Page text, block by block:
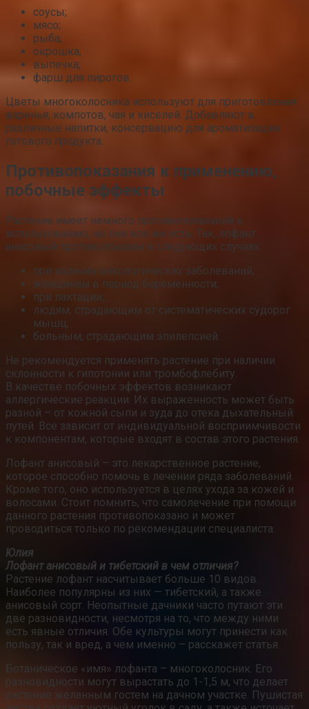
соусы;
мясо;
рыба;
окрошка;
выпечка;
фарш для пирогов.
Цветы многоколосника используют для приготовления
варенья, компотов, чая и киселей. Добавляют в
различные напитки, консервацию для ароматизации
готового продукта.
Противопоказания к применению,
побочные эффекты
Растение имеет немного противопоказаний к
использованию, но они все же есть. Так, лофант
анисовый противопоказан в следующих случаях:
при наличии онкологических заболеваний;
женщинам в период беременности;
при лактации;
людям, страдающим от систематических судорог
мышц;
больным, страдающим эпилепсией.
Не рекомендуется применять растение при наличии
склонности к гипотонии или тромбофлебиту.
В качестве побочных эффектов возникают
аллергические реакции. Их выраженность может быть
разной – от кожной сыпи и зуда до отека дыхательный
путей. Все зависит от индивидуальной восприимчивости
к компонентам, которые входят в состав этого растения.
Лофант анисовый – это лекарственное растение,
которое способно помочь в лечении ряда заболеваний.
Кроме того, оно используется в целях ухода за кожей и
волосами. Стоит помнить, что самолечение при помощи
данного растения противопоказано и может
проводиться только по рекомендации специалиста.
Юлия
Лофант анисовый и тибетский в чем отличия?
Растение лофант насчитывает больше 10 видов.
Наиболее популярны из них — тибетский, а также
анисовый сорт. Неопытные дачники часто путают эти
две разновидности, несмотря на то, что между ними
есть явные отличия. Обе культуры могут принести как
пользу, так и вред, а чем именно – расскажет статья.
Ботаническое «имя» лофанта – многоколосник. Его
разновидности могут вырастать до 1-1,5 м, что делает
растение желанным гостем на дачном участке. Пушистая